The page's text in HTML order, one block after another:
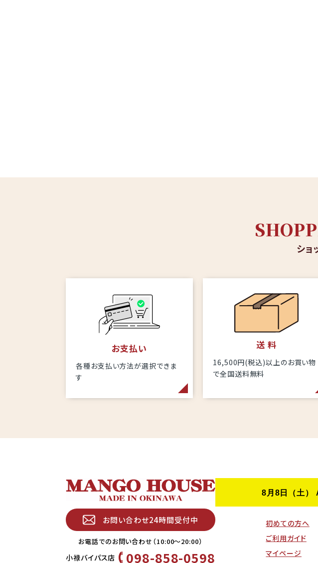
ショ
お支払い
各種お支払い方法が選択できま
す
送 料
16,500円(税込)以上のお買い物
で全国送料無料
お問い合わせ24時間受付中
お電話でのお問い合わせ（10:00〜20:00）
小禄バイパス店 098-858-0598
初めての方へ
ご利用ガイド
マイページ